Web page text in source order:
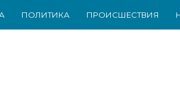
ПОЛИТИКА ПРОИСШЕСТВИЯ